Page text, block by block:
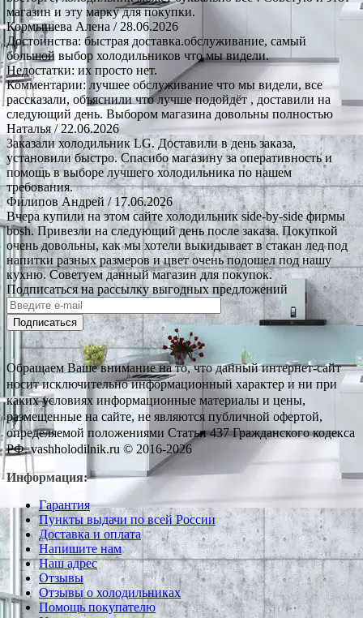
магазин и эту марку для покупки.
Кормышева Алена / 28.06.2026
Достоинства: быстрая доставка.обслуживание, самый
большой выбор холодильников что мы видели.
Недостатки: их просто нет.
Комментарии: лучшее обслуживание что мы видели, все
рассказали, объяснили что лучше подойдёт , доставили на
следующий день. Выбором магазина довольны полностью
Наталья / 22.06.2026
Заказали холодильник LG. Доставили в день заказа,
установили быстро. Спасибо магазину за оперативность и
помощь в выборе лучшего холодильника по нашем
требования.
Филипов Андрей / 17.06.2026
Вчера купили на этом сайте холодильник side-by-side фирмы
bosh. Привезли на следующий день после заказа. Покупкой
очень довольны, как мы хотели выкидывает в стакан лед под
напитки разных размеров и цвет очень подошел под нашу
кухню. Советуем данный магазин для покупок.
Подписаться на рассылку выгодных предложений
Подписаться
Обращаем Ваше внимание на то, что данный интернет-сайт
носит исключительно информационный характер и ни при
каких условиях информационные материалы и цены,
размещенные на сайте, не являются публичной офертой,
определяемой положениями Статьи 437 Гражданского кодекса
РФ. vashholodilnik.ru © 2016-2026
Информация:
Гарантия
Пункты выдачи по всей России
Доставка и оплата
Напишите нам
Наш адрес
Отзывы
Отзывы о холодильниках
Помощь покупателю